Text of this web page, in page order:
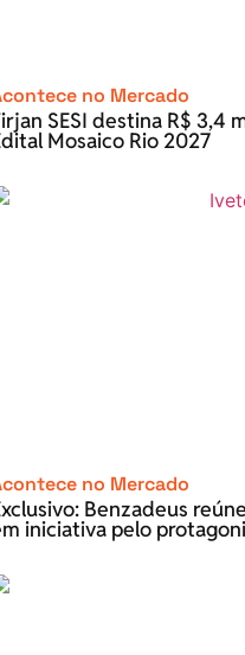
no Mercado
SESI destina R$ 3,4
Mosaico Rio 2027
no Mercado
Benzadeus
iniciativa pelo